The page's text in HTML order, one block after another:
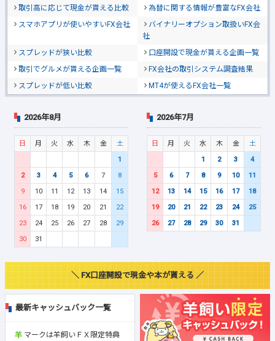
取引高に応じて現金が貰える比較
為替に関する情報が豊富なFX会社
スマホアプリが使いやすいFX会社
バイナリーオプション取扱いFX会
社
スプレッドが狭い比較
口座開設で現金が貰える企画一覧
取引でグルメが貰える企画一覧
FX会社の取引システム調査結果
スプレッドが低い比較
MT4が使えるFX会社一覧
2026年8月
日 月 火 水 木 金
土
1
2
3 4 5 6 7
8
9
10 11 12 13 14
15
16
17 18 19 20 21
22
23
24 25 26 27 28
29
30
31
2026年7月
日 月 火 水 木 金
土
1
2 3
4
5
6 7 8 9 10
11
12
13 14 15 16 17
18
19
20 21 22 23 24
25
26
27 28 29 30 31
＼ FX口座開設で現金や本が貰える ／
最新キャッシュバック一覧
マークは羊飼いＦＸ限定特典